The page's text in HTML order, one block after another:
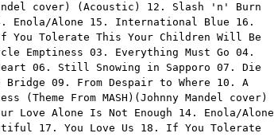
cover) (Acoustic) 12. Slash 'n' Burn
Enola/Alone 15. International Blue 16.
You Tolerate This Your Children Will Be
Emptiness 03. Everything Must Go 04.
06. Still Snowing in Sapporo 07. Die
09. From Despair to Where 10. A
From MASH)(Johnny Mandel cover)
Love Alone Is Not Enough 14. Enola/Alone
17. You Love Us 18. If You Tolerate